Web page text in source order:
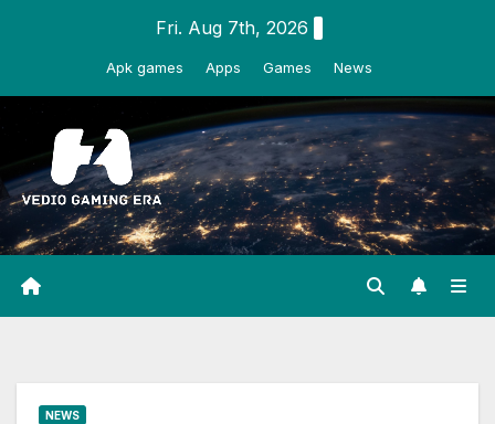
Fri. Aug 7th, 2026
Apk games Apps Games News
NEWS